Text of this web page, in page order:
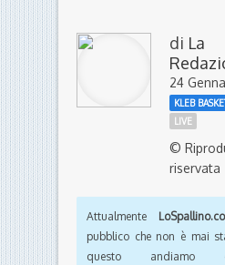
di La
24
KLEB
LIVE
©
riservata
Attualmente
pubblico che non è mai
questo andiamo